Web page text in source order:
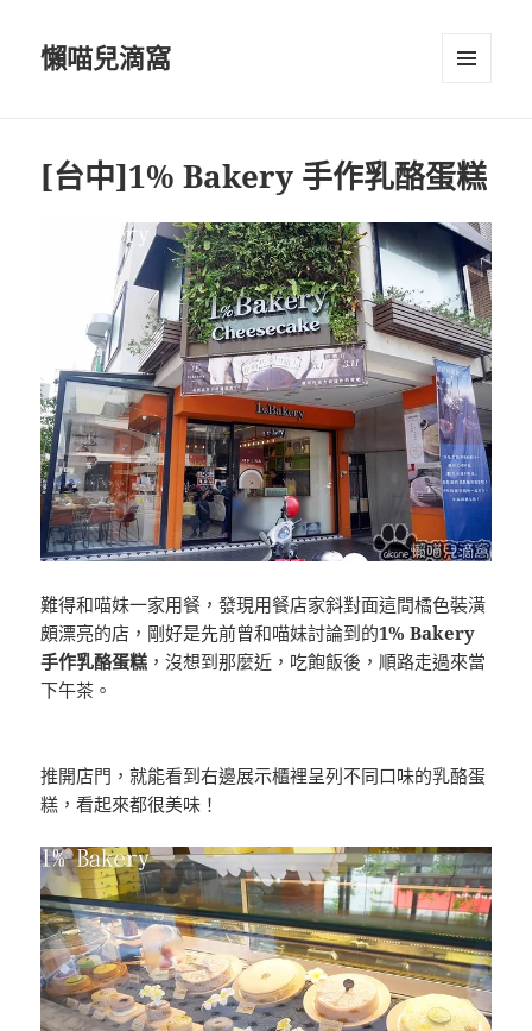
懶喵兒滴窩
[台中]1% Bakery 手作乳酪蛋糕
難得和喵妹一家用餐，發現用餐店家斜對面這間橘色裝潢
頗漂亮的店，剛好是先前曾和喵妹討論到的1% Bakery
手作乳酪蛋糕 ，沒想到那麼近，吃飽飯後，順路走過來當
下午茶。
推開店門，就能看到右邊展示櫃裡呈列不同口味的乳酪蛋
糕，看起來都很美味！